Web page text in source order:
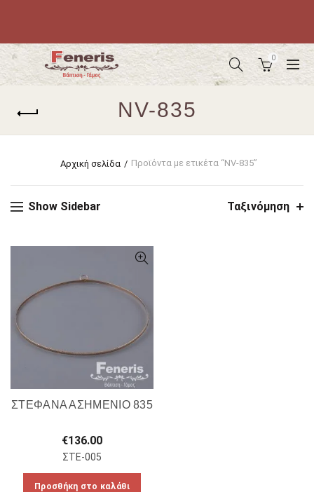
0
NV-835
Αρχική σελίδα Προϊόντα με ετικέτα “NV-835”
Show Sidebar Ταξινόμηση
ΣΤΕΦΑΝΑ ΑΣΗΜΕΝΙΟ 835
€136.00
ΣΤΕ-005
Προσθήκη στο καλάθι